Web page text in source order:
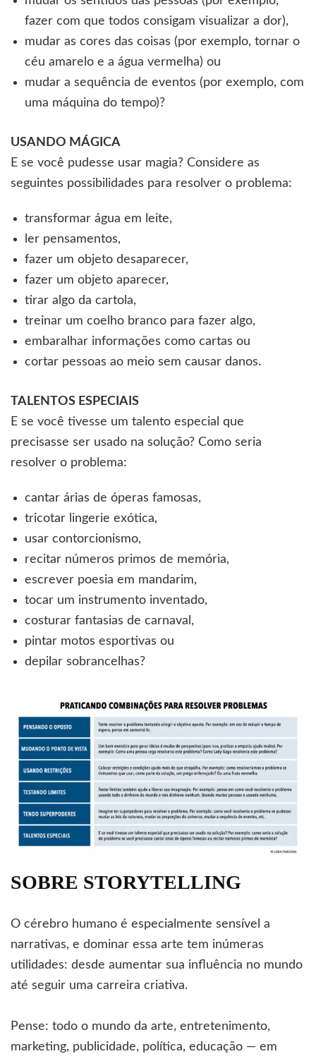
fazer com que todos consigam visualizar a dor),
mudar as cores das coisas (por exemplo, tornar o
céu amarelo e a água vermelha) ou
mudar a sequência de eventos (por exemplo, com
uma máquina do tempo)?
USANDO MÁGICA
E se você pudesse usar magia? Considere as
seguintes possibilidades para resolver o problema:
transformar água em leite,
ler pensamentos,
fazer um objeto desaparecer,
fazer um objeto aparecer,
tirar algo da cartola,
treinar um coelho branco para fazer algo,
embaralhar informações como cartas ou
cortar pessoas ao meio sem causar danos.
TALENTOS ESPECIAIS
E se você tivesse um talento especial que
precisasse ser usado na solução? Como seria
resolver o problema:
cantar árias de óperas famosas,
tricotar lingerie exótica,
usar contorcionismo,
recitar números primos de memória,
escrever poesia em mandarim,
tocar um instrumento inventado,
costurar fantasias de carnaval,
pintar motos esportivas ou
depilar sobrancelhas?
SOBRE STORYTELLING
O cérebro humano é especialmente sensível a
narrativas, e dominar essa arte tem inúmeras
utilidades: desde aumentar sua influência no mundo
até seguir uma carreira criativa.
Pense: todo o mundo da arte, entretenimento,
marketing, publicidade, política, educação — em